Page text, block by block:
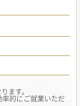
ます。
的にご就業いただ